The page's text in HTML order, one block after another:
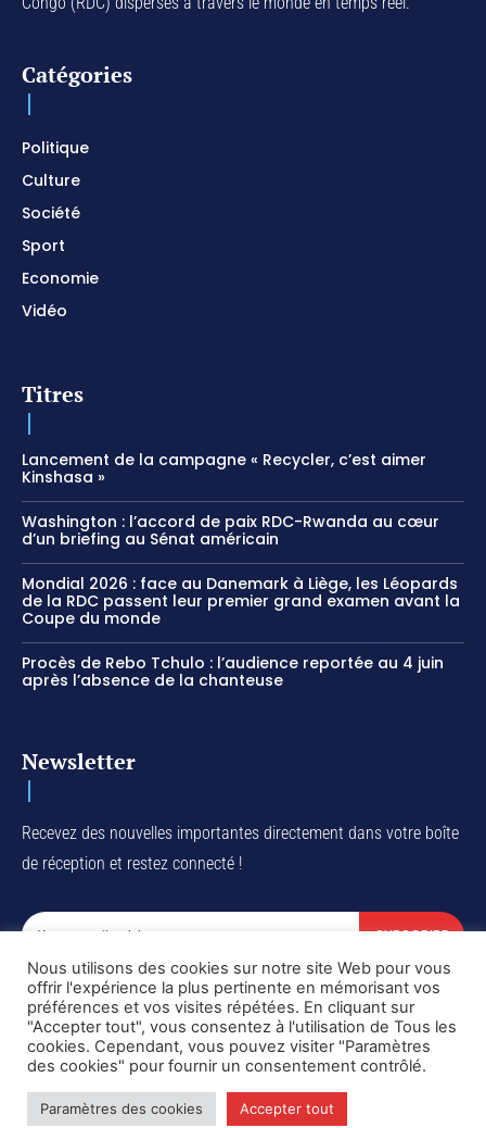
Catégories
Politique
Culture
Société
Sport
Economie
Vidéo
Titres
Lancement de la campagne « Recycler, c’est aimer
Kinshasa »
Washington : l’accord de paix RDC-Rwanda au cœur
d’un briefing au Sénat américain
Mondial 2026 : face au Danemark à Liège, les Léopards
de la RDC passent leur premier grand examen avant la
Coupe du monde
Procès de Rebo Tchulo : l’audience reportée au 4 juin
après l’absence de la chanteuse
Newsletter
Recevez des nouvelles importantes directement dans votre boîte
de réception et restez connecté !
SUBSCRIBE
I've read and accept thePrivacy Policy.
Copyright © DiaspoRDC. All rights reserved
Nous utilisons des cookies sur notre site Web pour vous
offrir l'expérience la plus pertinente en mémorisant vos
préférences et vos visites répétées. En cliquant sur
"Accepter tout", vous consentez à l'utilisation de Tous les
cookies. Cependant, vous pouvez visiter "Paramètres
des cookies" pour fournir un consentement contrôlé.
Paramètres des cookies Accepter tout